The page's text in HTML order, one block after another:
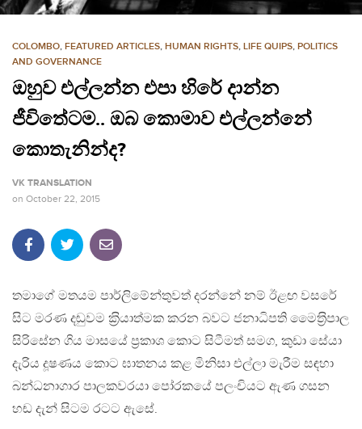
e
COLOMBO, FEATURED ARTICLES, HUMAN RIGHTS, LIFE QUIPS, POLITICS
AND GOVERNANCE
ඔහුව එල්ලන්න එපා හිරේ දාන්න
ජීවිතේටම.. ඔබ කොමාව එල්ලන්නේ
කොතැනින්ද?
VK TRANSLATION
on October 22, 2015
තමාගේ මතයම පාර්ලිමේන්තුවත් දරන්නේ නම් ඊළඟ වසරේ
සිට මරණ දඬුවම ක‍්‍රියාත්මක කරන බවට ජනාධිපති මෛත‍්‍රිපාල
සිරිසේන ගිය මාසයේ ප‍්‍රකාශ කොට සිටීමත් සමග, කුඩා සේයා
දැරිය දූෂණය කොට ඝාතනය කළ මිනිසා එල්ලා මැරීම සඳහා
බන්ධනාගාර පාලකවරයා පෝරකයේ පලංචියට ඇණ ගසන
හඬ දැන් සිටම රටට ඇසේ.